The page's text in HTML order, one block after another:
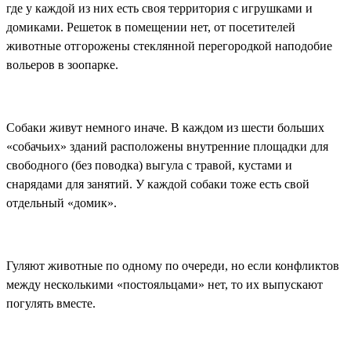
где у каждой из них есть своя территория с игрушками и
домиками. Решеток в помещении нет, от посетителей
животные отгорожены стеклянной перегородкой наподобие
вольеров в зоопарке.
Собаки живут немного иначе. В каждом из шести больших
«собачьих» зданий расположены внутренние площадки для
свободного (без поводка) выгула с травой, кустами и
снарядами для занятий. У каждой собаки тоже есть свой
отдельный «домик».
Гуляют животные по одному по очереди, но если конфликтов
между несколькими «постояльцами» нет, то их выпускают
погулять вместе.